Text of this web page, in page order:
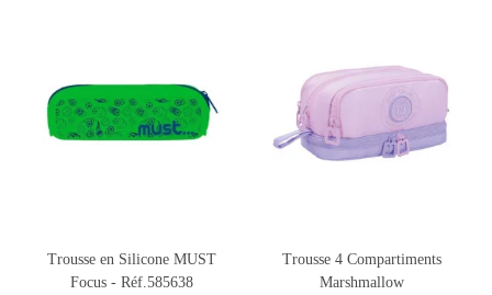
Trousse 4 Compartiments
Marshmallow
Trousse Plate Must Team 2
Compartiments, Never Give